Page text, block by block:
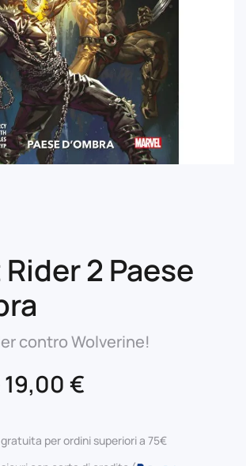
2 Paese
contro Wolverine!
Il
originale
19,00 €
attuale
per ordini superiori a 75€